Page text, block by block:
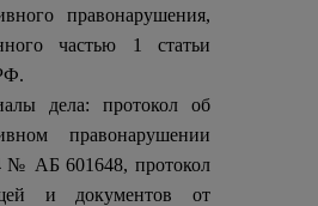
правонарушения,
частью 1 статьи
дела: протокол об
правонарушении
№ АБ 601648, протокол
и документов от